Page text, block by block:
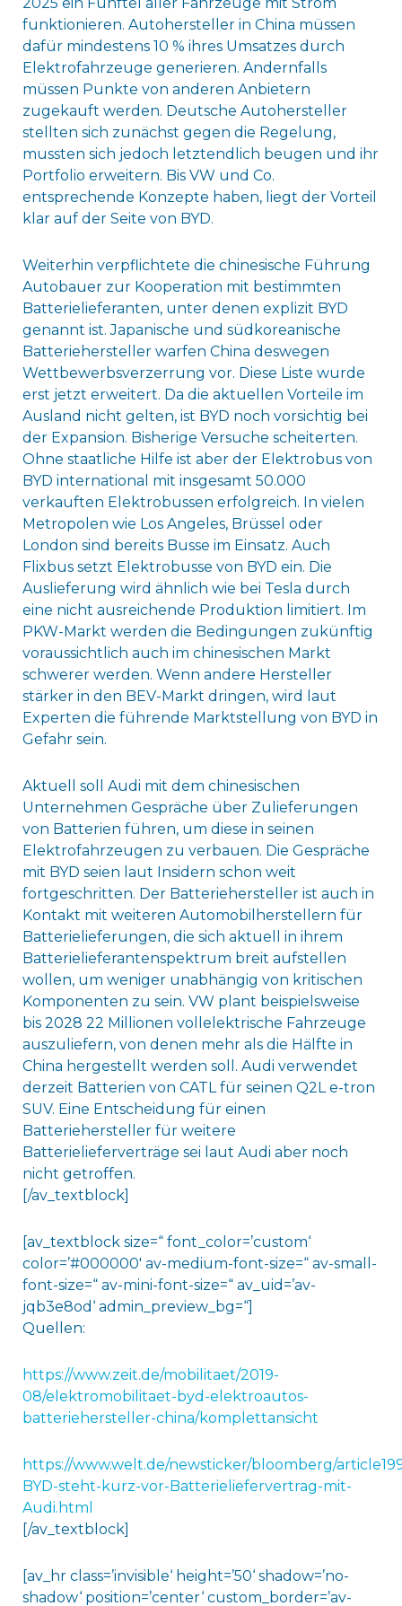
2025 ein Fünftel aller Fahrzeuge mit Strom
funktionieren. Autohersteller in China müssen
dafür mindestens 10 % ihres Umsatzes durch
Elektrofahrzeuge generieren. Andernfalls
müssen Punkte von anderen Anbietern
zugekauft werden. Deutsche Autohersteller
stellten sich zunächst gegen die Regelung,
mussten sich jedoch letztendlich beugen und ihr
Portfolio erweitern. Bis VW und Co.
entsprechende Konzepte haben, liegt der Vorteil
klar auf der Seite von BYD.
Weiterhin verpflichtete die chinesische Führung
Autobauer zur Kooperation mit bestimmten
Batterielieferanten, unter denen explizit BYD
genannt ist. Japanische und südkoreanische
Batteriehersteller warfen China deswegen
Wettbewerbsverzerrung vor. Diese Liste wurde
erst jetzt erweitert. Da die aktuellen Vorteile im
Ausland nicht gelten, ist BYD noch vorsichtig bei
der Expansion. Bisherige Versuche scheiterten.
Ohne staatliche Hilfe ist aber der Elektrobus von
BYD international mit insgesamt 50.000
verkauften Elektrobussen erfolgreich. In vielen
Metropolen wie Los Angeles, Brüssel oder
London sind bereits Busse im Einsatz. Auch
Flixbus setzt Elektrobusse von BYD ein. Die
Auslieferung wird ähnlich wie bei Tesla durch
eine nicht ausreichende Produktion limitiert. Im
PKW-Markt werden die Bedingungen zukünftig
voraussichtlich auch im chinesischen Markt
schwerer werden. Wenn andere Hersteller
stärker in den BEV-Markt dringen, wird laut
Experten die führende Marktstellung von BYD in
Gefahr sein.
Aktuell soll Audi mit dem chinesischen
Unternehmen Gespräche über Zulieferungen
von Batterien führen, um diese in seinen
Elektrofahrzeugen zu verbauen. Die Gespräche
mit BYD seien laut Insidern schon weit
fortgeschritten. Der Batteriehersteller ist auch in
Kontakt mit weiteren Automobilherstellern für
Batterielieferungen, die sich aktuell in ihrem
Batterielieferantenspektrum breit aufstellen
wollen, um weniger unabhängig von kritischen
Komponenten zu sein. VW plant beispielsweise
bis 2028 22 Millionen vollelektrische Fahrzeuge
auszuliefern, von denen mehr als die Hälfte in
China hergestellt werden soll. Audi verwendet
derzeit Batterien von CATL für seinen Q2L e-tron
SUV. Eine Entscheidung für einen
Batteriehersteller für weitere
Batterielieferverträge sei laut Audi aber noch
nicht getroffen.
[/av_textblock]
[av_textblock size=“ font_color=’custom‘
color=’#000000′ av-medium-font-size=“ av-small-
font-size=“ av-mini-font-size=“ av_uid=’av-
jqb3e8od‘ admin_preview_bg=“]
Quellen:
https://www.zeit.de/mobilitaet/2019-
08/elektromobilitaet-byd-elektroautos-
batteriehersteller-china/komplettansicht
https://www.welt.de/newsticker/bloomberg/
BYD-steht-kurz-vor-Batterieliefervertrag-mit-
Audi.html
[/av_textblock]
[av_hr class=’invisible‘ height=’50‘ shadow=’no-
shadow‘ position=’center‘ custom_border=’av-